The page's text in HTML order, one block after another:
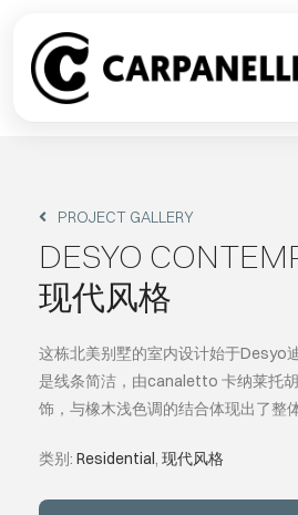
content
PROJECT GALLERY
DESYO
现代风格
这栋北美别墅的室内设计始于Desyo
是线条简洁，由canaletto 卡纳莱托
饰，与橡木浅色调的结合体现出了整
类别: Residential, 现代风格